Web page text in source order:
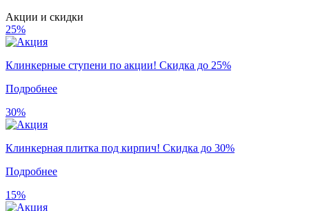
Акции и скидки
25%
Клинкерные ступени по акции! Скидка до 25%
Подробнее
30%
Клинкерная плитка под кирпич! Скидка до 30%
Подробнее
15%